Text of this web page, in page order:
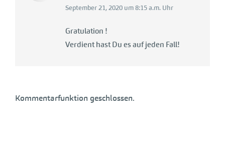
September 21, 2020 um 8:15 a.m. Uhr
Gratulation !
Verdient hast Du es auf jeden Fall!
Kommentarfunktion geschlossen.